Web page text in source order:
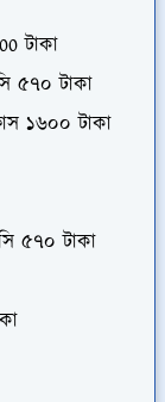
টাকা
৫৭০ টাকা
১৬০০ টাকা
৫৭০ টাকা